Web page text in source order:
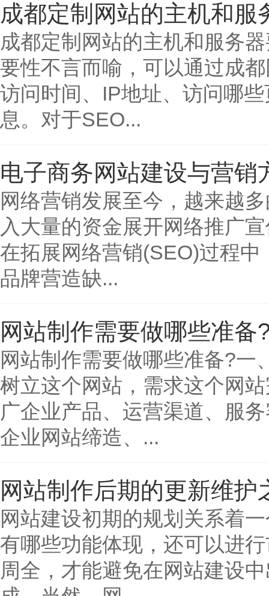
成都定制网站的主机和服
成都定制网站的主机和服务
要性不言而喻，可以通过成
访问时间、IP地址、访问哪
息。对于SEO...
电子商务网站建设与营销
网络营销发展至今，越来越
入大量的资金展开网络推广
在拓展网络营销(SEO)过程
品牌营造缺...
网站制作需要做哪些准备
网站制作需要做哪些准备?一
树立这个网站，需求这个网
广企业产品、运营渠道、服
企业网站缔造、...
网站制作后期的更新维护
网站建设初期的规划关系着
有哪些功能体现，还可以进
周全，才能避免在网站建设